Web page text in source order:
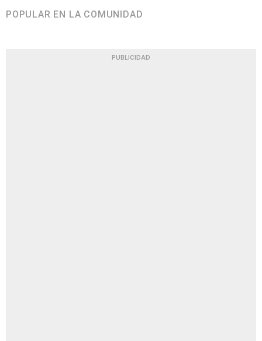
POPULAR EN LA COMUNIDAD
PUBLICIDAD